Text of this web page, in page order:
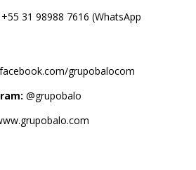
+55 31 98988 7616 (WhatsApp
grupobalocom
@grupobalo